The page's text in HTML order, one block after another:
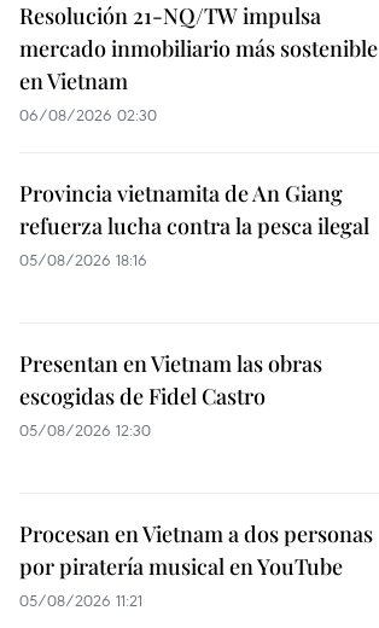
Resolución 21-NQ/TW impulsa
mercado inmobiliario más sostenible
en Vietnam
06/08/2026 02:30
Provincia vietnamita de An Giang
refuerza lucha contra la pesca ilegal
05/08/2026 18:16
Presentan en Vietnam las obras
escogidas de Fidel Castro
05/08/2026 12:30
Procesan en Vietnam a dos personas
por piratería musical en YouTube
05/08/2026 11:21